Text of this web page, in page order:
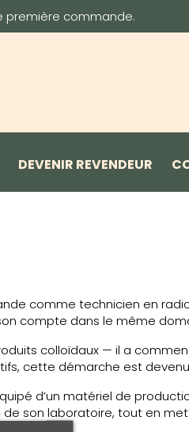
première commande.
DEVENIR REVENDEUR
comme technicien en
compte dans le même
colloïdaux — il a
cette démarche est
d’un matériel de
son laboratoire, tout en